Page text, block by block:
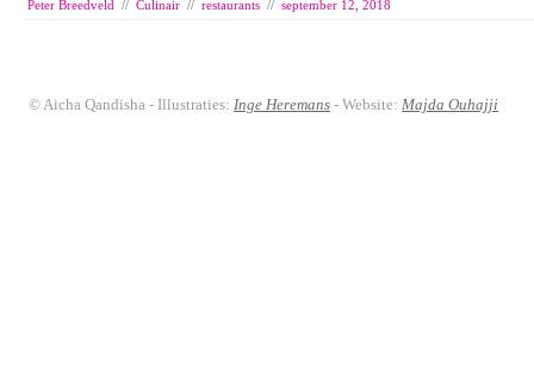
Peter Breedveld // Culinair // restaurants // september 12, 2018
© Aicha Qandisha - Illustraties: Inge Heremans - Website: Majda Ouhajji